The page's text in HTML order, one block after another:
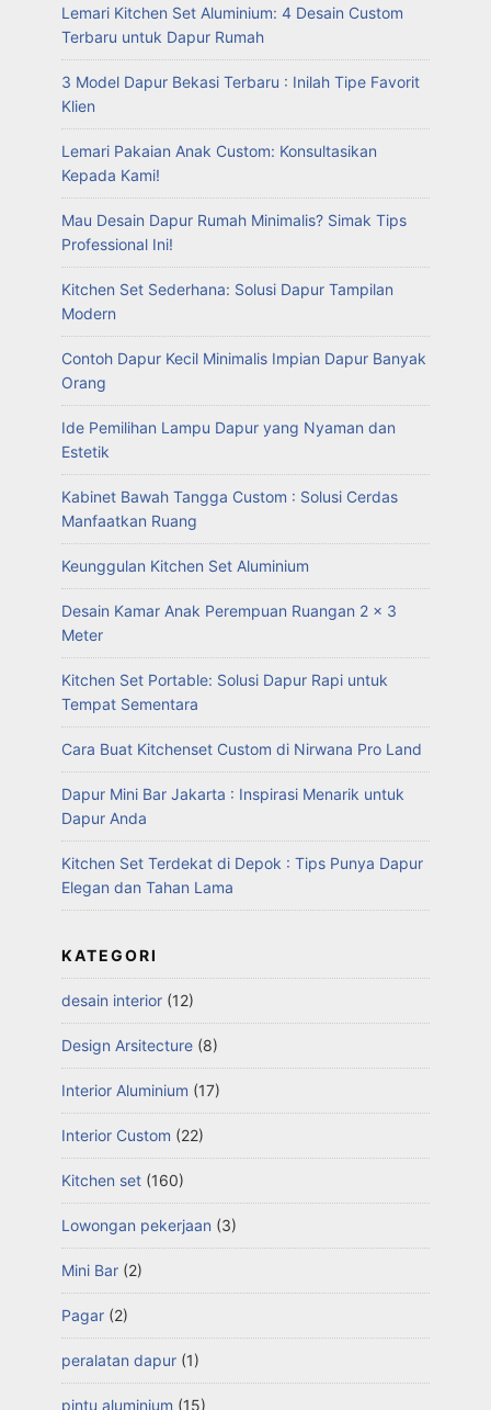
Lemari Kitchen Set Aluminium: 4 Desain Custom
Terbaru untuk Dapur Rumah
3 Model Dapur Bekasi Terbaru : Inilah Tipe Favorit
Klien
Lemari Pakaian Anak Custom: Konsultasikan
Kepada Kami!
Mau Desain Dapur Rumah Minimalis? Simak Tips
Professional Ini!
Kitchen Set Sederhana: Solusi Dapur Tampilan
Modern
Contoh Dapur Kecil Minimalis Impian Dapur Banyak
Orang
Ide Pemilihan Lampu Dapur yang Nyaman dan
Estetik
Kabinet Bawah Tangga Custom : Solusi Cerdas
Manfaatkan Ruang
Keunggulan Kitchen Set Aluminium
Desain Kamar Anak Perempuan Ruangan 2 x 3
Meter
Kitchen Set Portable: Solusi Dapur Rapi untuk
Tempat Sementara
Cara Buat Kitchenset Custom di Nirwana Pro Land
Dapur Mini Bar Jakarta : Inspirasi Menarik untuk
Dapur Anda
Kitchen Set Terdekat di Depok : Tips Punya Dapur
Elegan dan Tahan Lama
KATEGORI
desain interior (12)
Design Arsitecture (8)
Interior Aluminium (17)
Interior Custom (22)
Kitchen set (160)
Lowongan pekerjaan (3)
Mini Bar (2)
Pagar (2)
peralatan dapur (1)
pintu aluminium (15)